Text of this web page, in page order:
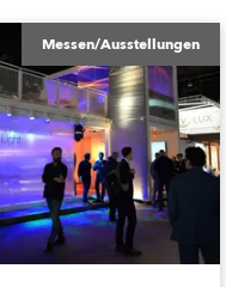
Messen/Ausstellungen